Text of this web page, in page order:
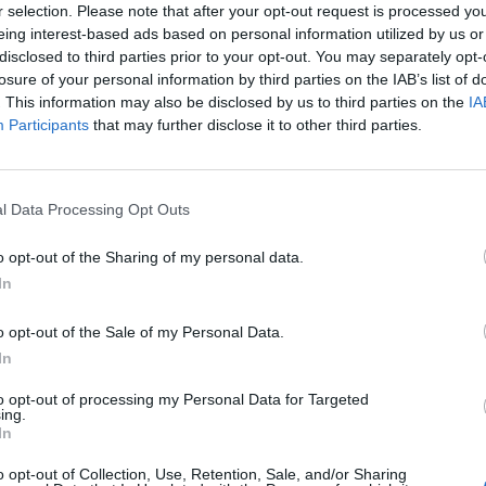
selection. Please note that after your opt-out request is processed
interest-based ads based on personal information utilized by us
to third parties prior to your opt-out. You may separately
of your personal information by third parties on the IAB’s list of
This information may also be disclosed by us to third parties on the
Participants that may further disclose it to other third parties.
Data Processing Opt Outs
opt-out of the Sharing of my personal data.
opt-out of the Sale of my Personal Data.
opt-out of processing my Personal Data for Targeted
opt-out of Collection, Use, Retention, Sale, and/or Sharing
συμμετέχουν στην φετινή άσκηση
και ερευνάται εάν οι πυρκαγιές προκλήθηκαν από
στο πλαίσιο της άσκησης.